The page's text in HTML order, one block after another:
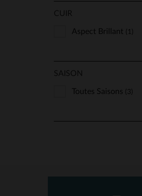
CUIR
Aspect Brillant (1)
SAISON
Toutes Saisons (3)